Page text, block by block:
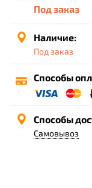
Под заказ
Наличие:
Под заказ
Способы
Способы
Самовывоз